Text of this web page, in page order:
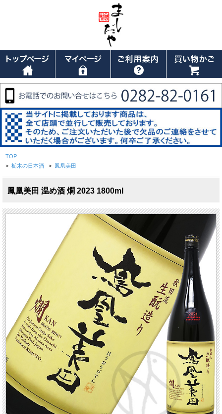
TOP
> 栃木の日本酒 > 鳳凰美田
鳳凰美田 温め酒 燗 2023 1800ml